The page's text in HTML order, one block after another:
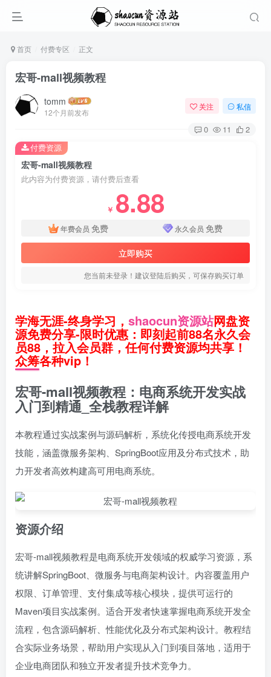
首页 付费专区 正文
宏哥-mall视频教程
tomm
12个月前发布
关注 私信
0 11 2
宏哥-mall视频教程
此内容为付费资源，请付费后查看
￥ 8.88
年费会员 免费 永久会员 免费
立即购买
您当前未登录！建议登陆后购买，可保存购买订单
付费资源
学海无涯-终身学习， shaocun资源站网盘资
源免费分享-限时优惠：即刻起前88名永久会
员88，拉入会员群，任何付费资源均共享！
众筹各种vip！
宏哥-mall视频教程：电商系统开发实战
入门到精通_全栈教程详解
本教程通过实战案例与源码解析，系统化传授电商系统开发
技能，涵盖微服务架构、SpringBoot应用及分布式技术，助
力开发者高效构建高可用电商系统。
资源介绍
宏哥-mall视频教程是电商系统开发领域的权威学习资源，系
统讲解SpringBoot、微服务与电商架构设计。内容覆盖用户
权限、订单管理、支付集成等核心模块，提供可运行的
Maven项目实战案例。适合开发者快速掌握电商系统开发全
流程，包含源码解析、性能优化及分布式架构设计。教程结
合实际业务场景，帮助用户实现从入门到项目落地，适用于
企业电商团队和独立开发者提升技术竞争力。